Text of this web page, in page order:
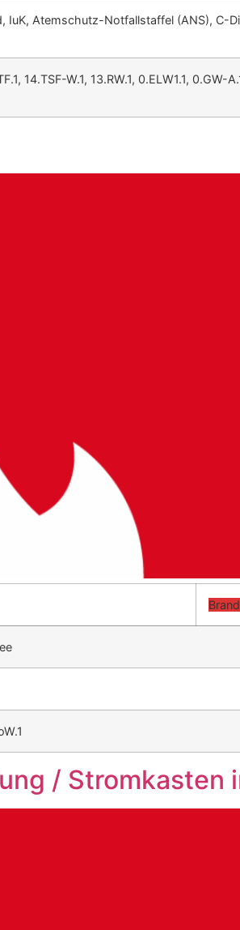
IuK, Atemschutz-Notfallstaffel (ANS), C-
14.TSF-W.1, 13.RW.1, 0.ELW1.1, 0.GW-
/ Stromkasten